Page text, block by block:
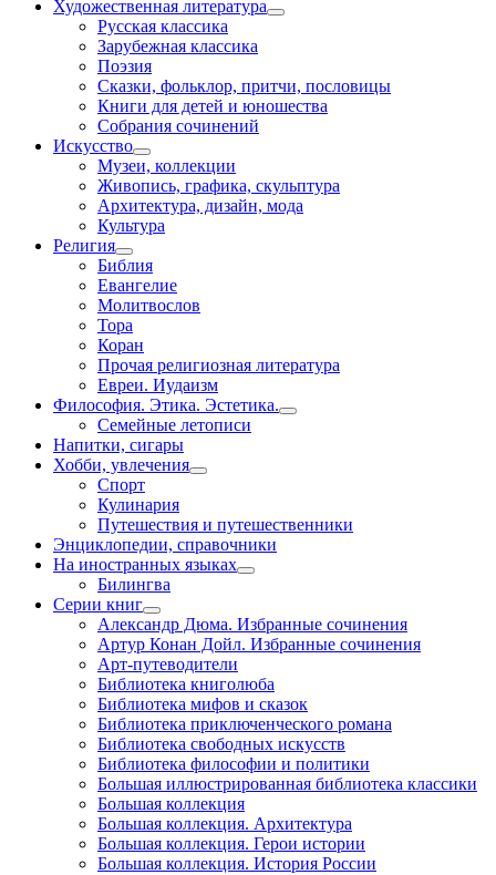
Художественная литература
Русская классика
Зарубежная классика
Поэзия
Сказки, фольклор, притчи, пословицы
Книги для детей и юношества
Собрания сочинений
Искусство
Музеи, коллекции
Живопись, графика, скульптура
Архитектура, дизайн, мода
Культура
Религия
Библия
Евангелие
Молитвослов
Тора
Коран
Прочая религиозная литература
Евреи. Иудаизм
Философия. Этика. Эстетика.
Семейные летописи
Напитки, сигары
Хобби, увлечения
Спорт
Кулинария
Путешествия и путешественники
Энциклопедии, справочники
На иностранных языках
Билингва
Серии книг
Александр Дюма. Избранные сочинения
Артур Конан Дойл. Избранные сочинения
Арт-путеводители
Библиотека книголюба
Библиотека мифов и сказок
Библиотека приключенческого романа
Библиотека свободных искусств
Библиотека философии и политики
Большая иллюстрированная библиотека классики
Большая коллекция
Большая коллекция. Архитектура
Большая коллекция. Герои истории
Большая коллекция. История России